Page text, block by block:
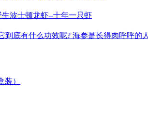
生波士顿龙虾--十年一只虾
海参是长得肉呼呼的
装）